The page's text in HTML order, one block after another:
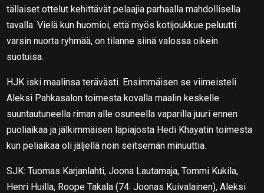
tällaiset ottelut kehittävät pelaajia parhaalla mahdollisella
tavalla. Vielä kun huomioi, että myös kotijoukkue peluutti
varsin nuorta ryhmää, on tilanne siinä valossa oikein
suotuisa.
HJK iski maalinsa terävästi. Ensimmäisen se viimeisteli
Aleksi Pahkasalon toimesta kovalla maalin keskelle
suuntautuneella riman alle osuneella vaparilla juuri ennen
puoliaikaa ja jälkimmäisen läpiajosta Hedi Khayatin toimesta
kun peliaikaa oli jäljellä noin seitsemän minuuttia.
SJK: Tuomas Karjanlahti, Joona Lautamaja, Tommi Kukila,
Henri Huilla, Roope Takala (74. Joonas Kuivalainen), Aleksi